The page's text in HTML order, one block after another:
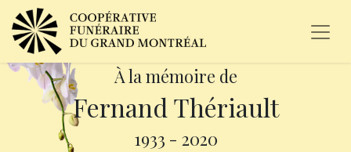
À la mémoire de
Fernand Thériault
1933 - 2020